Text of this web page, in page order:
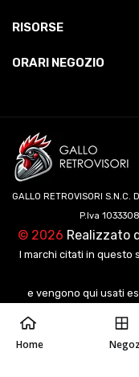
Home
RISORSE
ORARI NEGOZIO
GALLO RETROVISORI S.N.C.
P.Iva
© 2026 Realizzato
I marchi citati in questo
e vengono qui usati